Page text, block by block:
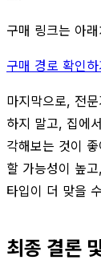
구매 링크는 아
구매 경로 확인하
마지막으로, 전
하지 말고, 집에
각해보는 것이
할 가능성이 높
타입이 더 맞을
최종 결론